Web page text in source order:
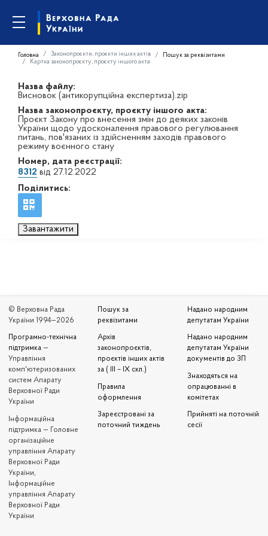
Головна Законопроєкти, проєкти інших актів
Пошук за реквізитами
Картка законопроєкту, проєкту іншого акта
Назва файлу:
Висновок (антикорупційна експертиза).zip
Назва законопроєкту, проєкту іншого акта:
Проєкт Закону про внесення змін до деяких законів
України щодо удосконалення правового регулювання
питань, пов'язаних із здійсненням заходів правового
режиму воєнного стану
Номер, дата реєстрації:
8312 від 27.12.2022
Поділитись:
Завантажити
© Верховна Рада
України 1994—2026
Програмно-технічна
підтримка —
Управління
комп'ютеризованих
систем Апарату
Верховної Ради
України
Iнформаційна
підтримка — Головне
організаційне
управління Апарату
Верховної Ради
України,
Інформаційне
управління Апарату
Верховної Ради
України
Пошук за
реквізитами
Архів
законопроєктів,
проєктів інших актів
за ( III – IX скл.)
Правила
оформлення
Зареєстровані за
поточний тиждень
Надано народним
депутатам України
Надано народним
депутатам України
документів до ЗП
Знаходяться на
опрацюванні в
комітетах
Прийняті на поточній
сесії